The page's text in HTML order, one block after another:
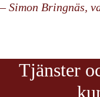
– Simon Bringnäs,
Tjänster